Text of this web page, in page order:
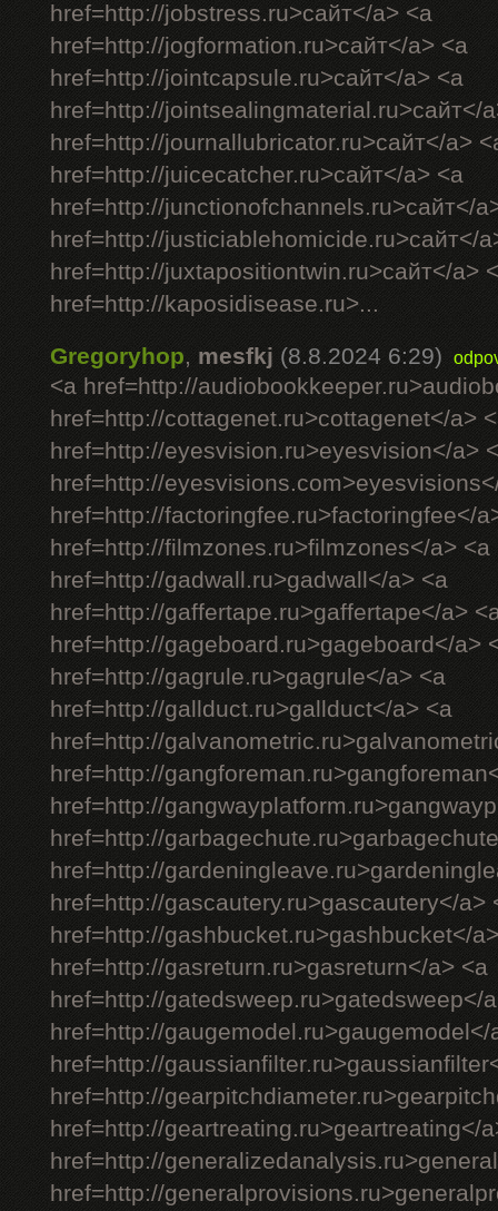
href=http://jobstress.ru>сайт</a> <a
href=http://jogformation.ru>сайт</a> <a
href=http://jointcapsule.ru>сайт</a> <a
href=http://jointsealingmaterial.ru>сайт</
href=http://journallubricator.ru>сайт</a>
href=http://juicecatcher.ru>сайт</a> <a
href=http://junctionofchannels.ru>сайт</
href=http://justiciablehomicide.ru>сайт</
href=http://juxtapositiontwin.ru>сайт</a>
href=http://kaposidisease.ru>...
Gregoryhop,mesfkj (8.8.2024 6:29)
<a href=http://
href=http://cottagenet.ru>cottagenet</a>
href=http://eyesvision.ru>eyesvision</a>
href=http://
href=http://factoringfee.ru>factoringfee</
href=http://filmzones.ru>filmzones</a> <a
href=http://gadwall.ru>gadwall</a> <a
href=http://gaffertape.ru>gaffertape</a>
href=http://gageboard.ru>gageboard</a>
href=http://gagrule.ru>gagrule</a> <a
href=http://gallduct.ru>gallduct</a> <a
href=http://
href=http://
href=http://
href=http://
href=http://
href=http://gascautery.ru>gascautery</a>
href=http://gashbucket.ru>gashbucket</
href=http://gasreturn.ru>gasreturn</a> <a
href=http://gatedsweep.ru>gatedsweep</
href=http://gaugemodel.ru>gaugemodel</
href=http://
href=http://
href=http://geartreating.ru>geartreating</
href=http://
href=http://